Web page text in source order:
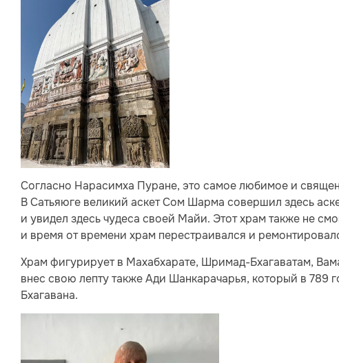
Согласно Нарасимха Пуране, это самое любимое и
В Сатьяюге великий аскет Сом Шарма совершил здесь
и увидел здесь чудеса своей Майи. Этот храм также не
и время от времени храм перестраивался и
Храм фигурирует в Махабхарате, Шримад-Бхагаватам,
внес свою лепту также Ади Шанкарачарья, который в
Бхагавана.